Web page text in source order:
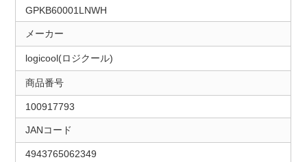
GPKB60001LNWH
メーカー
logicool(ロジクール)
商品番号
100917793
JANコード
4943765062349